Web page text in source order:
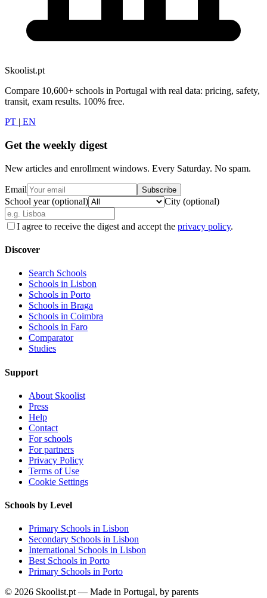
Skoolist.pt
Compare 10,600+ schools in Portugal with real data: pricing, safety,
transit, exam results. 100% free.
PT | EN
Get the weekly digest
New articles and enrollment windows. Every Saturday. No spam.
Email Subscribe
School year (optional) City (optional)
I agree to receive the digest and accept the privacy policy.
Discover
Search Schools
Schools in Lisbon
Schools in Porto
Schools in Braga
Schools in Coimbra
Schools in Faro
Comparator
Studies
Support
About Skoolist
Press
Help
Contact
For schools
For partners
Privacy Policy
Terms of Use
Cookie Settings
Schools by Level
Primary Schools in Lisbon
Secondary Schools in Lisbon
International Schools in Lisbon
Best Schools in Porto
Primary Schools in Porto
© 2026 Skoolist.pt — Made in Portugal, by parents